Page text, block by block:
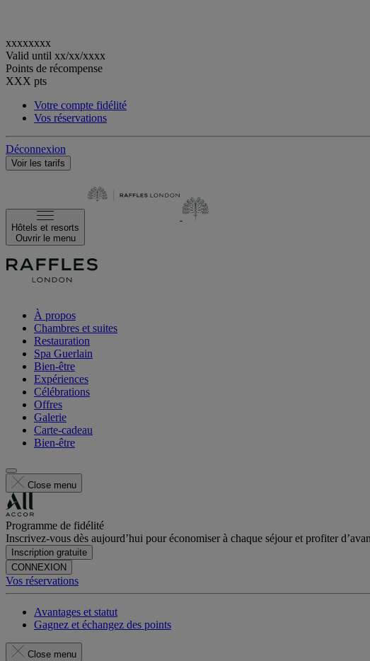
xxxxxxxx
Valid until xx/xx/xxxx
Points de récompense
XXX pts
Votre compte fidélité
Vos réservations
Déconnexion
Voir les tarifs
Hôtels et resorts
Ouvrir le menu
À propos
Chambres et suites
Restauration
Spa Guerlain
Bien-être
Expériences
Célébrations
Offres
Galerie
Carte-cadeau
Bien-être
Close menu
Programme de fidélité
Inscrivez-vous dès aujourd’hui pour économiser à chaque séjour et profiter
Inscription gratuite
CONNEXION
Vos réservations
Avantages et statut
Gagnez et échangez des points
Close menu